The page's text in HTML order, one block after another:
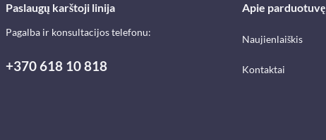
Paslaugų karštoji linija
Pagalba ir konsultacijos telefonu:
+370 618 10 818
Apie parduotuvę
Naujienlaiškis
Kontaktai